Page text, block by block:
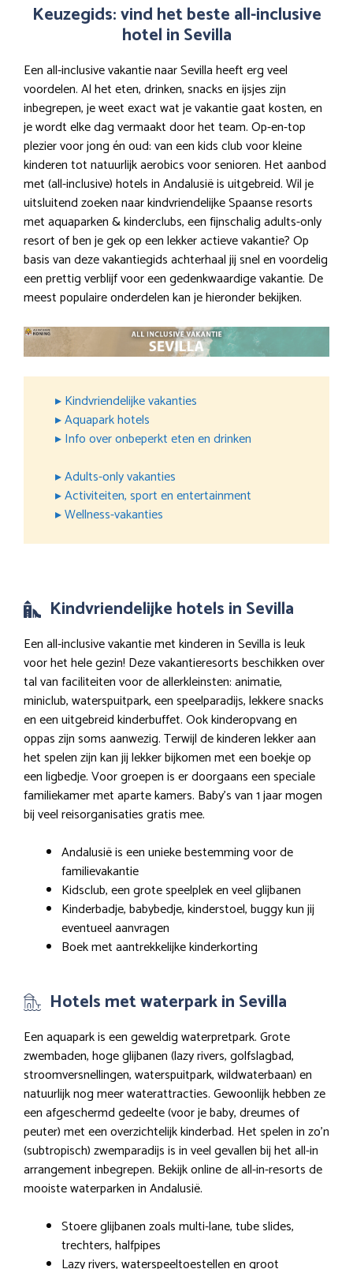
Keuzegids: vind het beste all-inclusive
hotel in Sevilla
Een all-inclusive vakantie naar Sevilla heeft erg veel
voordelen. Al het eten, drinken, snacks en ijsjes zijn
inbegrepen, je weet exact wat je vakantie gaat kosten, en
je wordt elke dag vermaakt door het team. Op-en-top
plezier voor jong én oud: van een kids club voor kleine
kinderen tot natuurlijk aerobics voor senioren. Het aanbod
met (all-inclusive) hotels in Andalusië is uitgebreid. Wil je
uitsluitend zoeken naar kindvriendelijke Spaanse resorts
met aquaparken & kinderclubs, een fijnschalig adults-only
resort of ben je gek op een lekker actieve vakantie? Op
basis van deze vakantiegids achterhaal jij snel en voordelig
een prettig verblijf voor een gedenkwaardige vakantie. De
meest populaire onderdelen kan je hieronder bekijken.
▸ Kindvriendelijke vakanties
▸ Aquapark hotels
▸ Info over onbeperkt eten en drinken
▸ Adults-only vakanties
▸ Activiteiten, sport en entertainment
▸ Wellness-vakanties
Kindvriendelijke hotels in Sevilla
Een all-inclusive vakantie met kinderen in Sevilla is leuk
voor het hele gezin! Deze vakantieresorts beschikken over
tal van faciliteiten voor de allerkleinsten: animatie,
miniclub, waterspuitpark, een speelparadijs, lekkere snacks
en een uitgebreid kinderbuffet. Ook kinderopvang en
oppas zijn soms aanwezig. Terwijl de kinderen lekker aan
het spelen zijn kan jij lekker bijkomen met een boekje op
een ligbedje. Voor groepen is er doorgaans een speciale
familiekamer met aparte kamers. Baby’s van 1 jaar mogen
bij veel reisorganisaties gratis mee.
Andalusië is een unieke bestemming voor de
familievakantie
Kidsclub, een grote speelplek en veel glijbanen
Kinderbadje, babybedje, kinderstoel, buggy kun jij
eventueel aanvragen
Boek met aantrekkelijke kinderkorting
Hotels met waterpark in Sevilla
Een aquapark is een geweldig waterpretpark. Grote
zwembaden, hoge glijbanen (lazy rivers, golfslagbad,
stroomversnellingen, waterspuitpark, wildwaterbaan) en
natuurlijk nog meer waterattracties. Gewoonlijk hebben ze
een afgeschermd gedeelte (voor je baby, dreumes of
peuter) met een overzichtelijk kinderbad. Het spelen in zo’n
(subtropisch) zwemparadijs is in veel gevallen bij het all-in
arrangement inbegrepen. Bekijk online de all-in-resorts de
mooiste waterparken in Andalusië.
Stoere glijbanen zoals multi-lane, tube slides,
trechters, halfpipes